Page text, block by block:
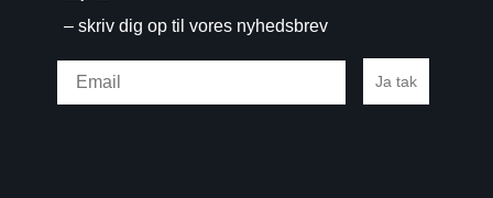
– skriv dig op til vores nyhedsbrev
Ja tak